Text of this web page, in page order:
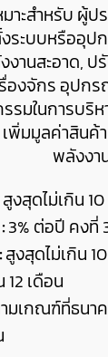
าะสำหรับ ผู้ป
ระบบหรืออุป
งานสะอาด,
องจักร อุปกร
รมในการบริ
พิ่มมูลค่าสินค้
พลังงา
สูงสุดไม่เกิน
3% ต่อปี คงที่
สูงสุดไม่เกิน
เดือน
มเกณฑ์ที่ธนา